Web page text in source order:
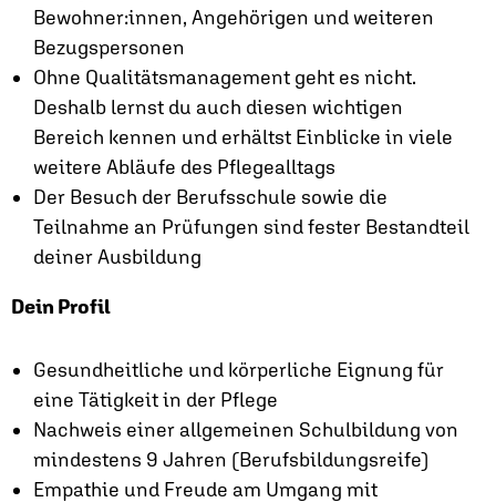
Bewohner:innen, Angehörigen und weiteren
Bezugspersonen
Ohne Qualitäts­management geht es nicht.
Deshalb lernst du auch diesen wichtigen
Bereich kennen und erhältst Einblicke in viele
weitere Abläufe des Pflegealltags
Der Besuch der Berufsschule sowie die
Teilnahme an Prüfungen sind fester Bestandteil
deiner Ausbildung
Dein Profil
Gesundheitliche und körperliche Eignung für
eine Tätigkeit in der Pflege
Nachweis einer allgemeinen Schulbildung von
mindestens 9 Jahren (Berufsbildungsreife)
Empathie und Freude am Umgang mit